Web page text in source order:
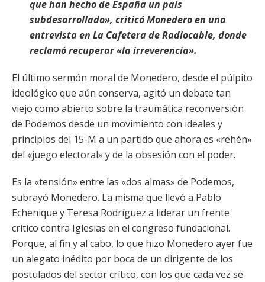
que han hecho de España un país
subdesarrollado», criticó Monedero en una
entrevista en La Cafetera de Radiocable, donde
reclamó recuperar «la irreverencia».
El último sermón moral de Monedero, desde el púlpito
ideológico que aún conserva, agitó un debate tan
viejo como abierto sobre la traumática reconversión
de Podemos desde un movimiento con ideales y
principios del 15-M a un partido que ahora es «rehén»
del «juego electoral» y de la obsesión con el poder.
Es la «tensión» entre las «dos almas» de Podemos,
subrayó Monedero. La misma que llevó a Pablo
Echenique y Teresa Rodríguez a liderar un frente
crítico contra Iglesias en el congreso fundacional.
Porque, al fin y al cabo, lo que hizo Monedero ayer fue
un alegato inédito por boca de un dirigente de los
postulados del sector crítico, con los que cada vez se